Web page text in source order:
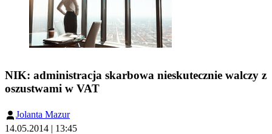
NIK: administracja skarbowa nieskutecznie walczy z
oszustwami w VAT
Jolanta Mazur
14.05.2014 | 13:45